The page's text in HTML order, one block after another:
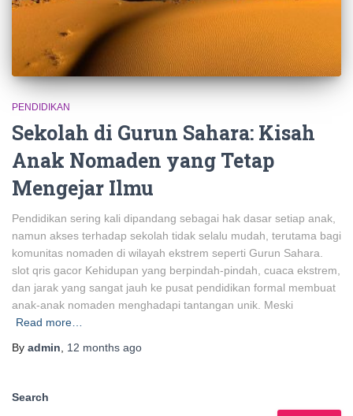
PENDIDIKAN
Sekolah di Gurun Sahara: Kisah
Anak Nomaden yang Tetap
Mengejar Ilmu
Pendidikan sering kali dipandang sebagai hak dasar setiap anak,
namun akses terhadap sekolah tidak selalu mudah, terutama bagi
komunitas nomaden di wilayah ekstrem seperti Gurun Sahara.
slot qris gacor Kehidupan yang berpindah-pindah, cuaca ekstrem,
dan jarak yang sangat jauh ke pusat pendidikan formal membuat
anak-anak nomaden menghadapi tantangan unik. Meski
Read more…
By admin 12 months ago
Search